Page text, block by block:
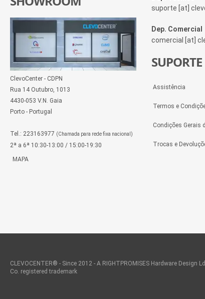
ClevoCenter - CDPN
Rua 14 Outubro, 1013
4430-053 V.N. Gaia
Porto - Portugal
Tel.: 223163977 (Chamada para rede fixa nacional)
2ª a 6ª 10:30-13:00 / 15:00-19:30
MAPA
suporte [at]
Dep. Comercial
comercial [at]
SUPORTE
Assistência
Termos e
Condições Gerais
Trocas e
CLEVOCENTER® - Since 2012 - A RIGHTPROMISES Hardware Design
Co. registered trademark